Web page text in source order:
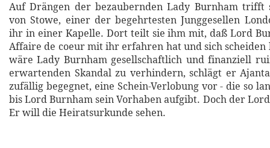
Auf Drängen der bezaubernden Lady Burnham trifft
von Stowe, einer der begehrtesten Junggesellen
ihr in einer Kapelle. Dort teilt sie ihm mit, daß Lord
Affaire de coeur mit ihr erfahren hat und sich scheiden
wäre Lady Burnham gesellschaftlich und finanziell
erwartenden Skandal zu verhindern, schlägt er
zufällig begegnet, eine Schein-Verlobung vor - die so
bis Lord Burnham sein Vorhaben aufgibt. Doch der
Er will die Heiratsurkunde sehen.